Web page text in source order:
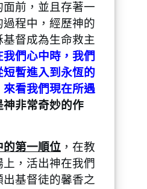
前，並且存著一
程中，經歷神的
督成為生命救主
們心中時，我們
暫進入到永恆的
看我們現在所遇
神非常奇妙的作
第一順位 ，在教
，活出神在我們
基督徒的馨香之